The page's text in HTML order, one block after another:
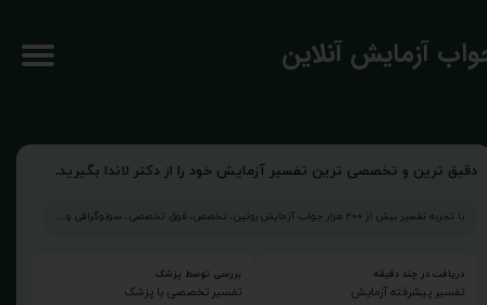
آزمایش آنلاین
دقیق ترین و تخصصی ترین تفسیر آزمایش خود را از دکتر لاندا بگیرید.
با تجربه تفسیر بیش از ۲۰۰ هزار جواب آزمایش روتین، تخصص، فوق تخصصی، سونوگرافی و...
دریافت در چند دقیقه
تفسیر پیشرفته آزمایش
بررسی توسط پزشک
تفسیر تخصصی با پزشک